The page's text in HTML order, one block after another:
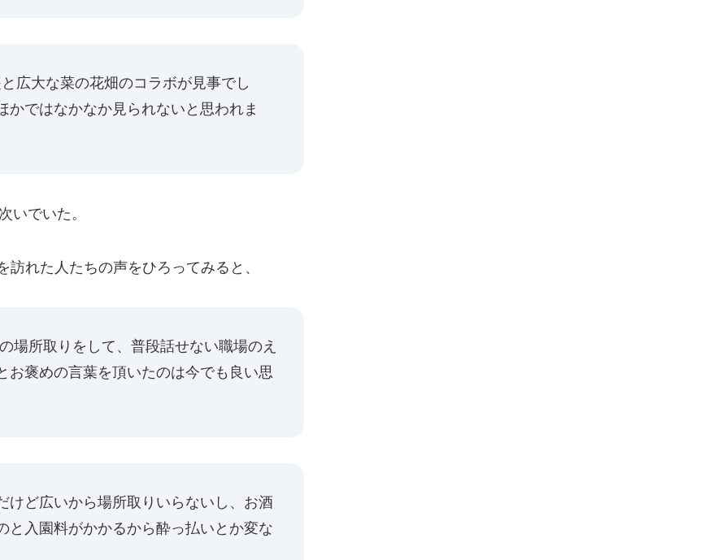
広大な菜の花畑のコラボが見事でし
ではなかなか見られないと思われま
いでいた。
れた人たちの声をひろってみると、
場所取りをして、普段話せない職場のえ
お褒めの言葉を頂いたのは今でも良い思
けど広いから場所取りいらないし、お酒
と入園料がかかるから酔っ払いとか変な